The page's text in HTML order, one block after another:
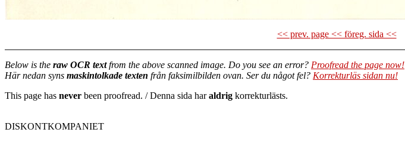
<< prev. page << föreg. sida <<
Below is the raw OCR textfrom the above scanned image. Do you see an error? Proofread the page now!
Här nedan syns maskintolkade texten från faksimilbilden ovan. Ser du något fel? Korrekturläs sidan nu!
This page has never been proofread. / Denna sida haraldrig korrekturlästs.
DISKONTKOMPANIET